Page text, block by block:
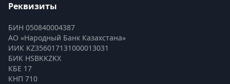
Реквизиты
БИН 050840004387
АО «Народный Банк Казахстана»
ИИК KZ356017131000013031
БИК HSBKKZKX
КБЕ 17
КНП 710